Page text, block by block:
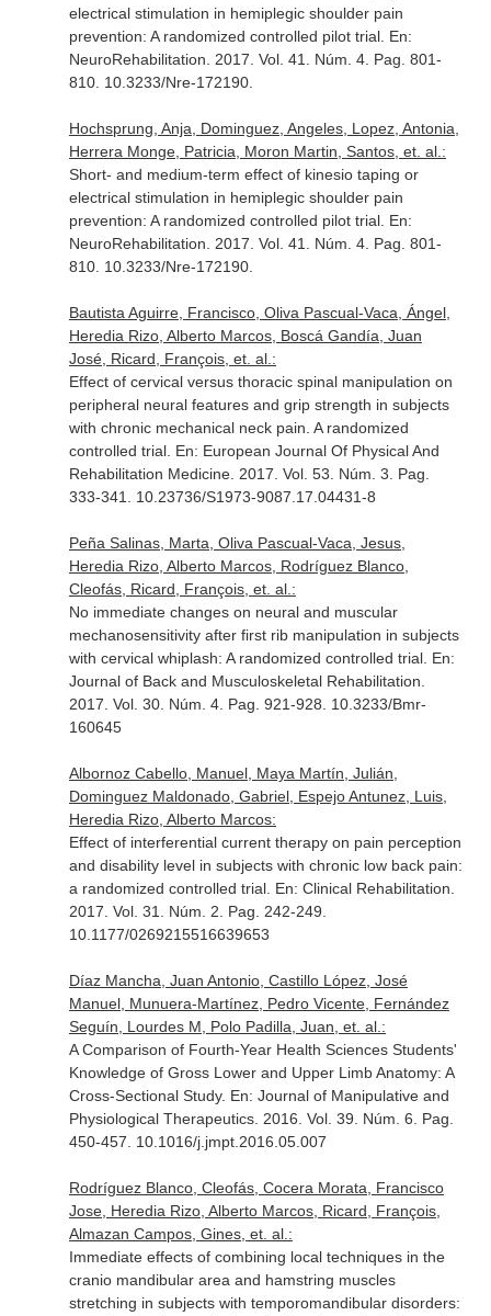
electrical stimulation in hemiplegic shoulder pain
prevention: A randomized controlled pilot trial. En:
NeuroRehabilitation . 2017. Vol. 41. Núm. 4. Pag. 801-
810. 10.3233/Nre-172190.
Hochsprung, Anja, Dominguez, Angeles, Lopez, Antonia,
Herrera Monge, Patricia, Moron Martin, Santos, et. al.:
Short- and medium-term effect of kinesio taping or
electrical stimulation in hemiplegic shoulder pain
prevention: A randomized controlled pilot trial. En:
NeuroRehabilitation . 2017. Vol. 41. Núm. 4. Pag. 801-
810. 10.3233/Nre-172190.
Bautista Aguirre, Francisco, Oliva Pascual-Vaca, Ángel,
Heredia Rizo, Alberto Marcos, Boscá Gandía, Juan
José, Ricard, François, et. al.:
Effect of cervical versus thoracic spinal manipulation on
peripheral neural features and grip strength in subjects
with chronic mechanical neck pain. A randomized
controlled trial. En: European Journal Of Physical And
Rehabilitation Medicine. 2017. Vol. 53. Núm. 3. Pag.
333-341. 10.23736/S1973-9087.17.04431-8
Peña Salinas, Marta, Oliva Pascual-Vaca, Jesus,
Heredia Rizo, Alberto Marcos, Rodríguez Blanco,
Cleofás, Ricard, François, et. al.:
No immediate changes on neural and muscular
mechanosensitivity after first rib manipulation in subjects
with cervical whiplash: A randomized controlled trial. En:
Journal of Back and Musculoskeletal Rehabilitation
2017. Vol. 30. Núm. 4. Pag. 921-928. 10.3233/Bmr-
160645
Albornoz Cabello, Manuel, Maya Martín, Julián,
Dominguez Maldonado, Gabriel, Espejo Antunez, Luis,
Heredia Rizo, Alberto Marcos:
Effect of interferential current therapy on pain perception
and disability level in subjects with chronic low back pain:
a randomized controlled trial. En: Clinical Rehabilitation
2017. Vol. 31. Núm. 2. Pag. 242-249.
10.1177/0269215516639653
Díaz Mancha, Juan Antonio, Castillo López, José
Manuel, Munuera-Martínez, Pedro Vicente, Fernández
Seguín, Lourdes M, Polo Padilla, Juan, et. al.:
A Comparison of Fourth-Year Health Sciences Students'
Knowledge of Gross Lower and Upper Limb Anatomy: A
Cross-Sectional Study. En: Journal of Manipulative and
Physiological Therapeutics. 2016. Vol. 39. Núm. 6. Pag.
450-457. 10.1016/j.jmpt.2016.05.007
Rodríguez Blanco, Cleofás, Cocera Morata, Francisco
Jose, Heredia Rizo, Alberto Marcos, Ricard, François,
Almazan Campos, Gines, et. al.:
Immediate effects of combining local techniques in the
cranio mandibular area and hamstring muscles
stretching in subjects with temporomandibular disorders: